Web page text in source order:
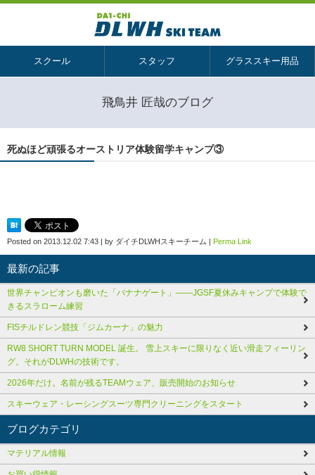
スクール スタッフ グラススキー用品
飛鳥井 匠哉のブログ
死ぬほど頑張るオーストリア体験留学キャンプ③
Posted on 2013.12.02 7:43 | by ダイチDLWHスキーチーム | Perma Link
最新の記事
世界チャンピオンも磨いた「バナナゲート」――JGSF夏休みキャンプで体験で
きるスラローム練習
FISチルドレン競技「ジムカーナ」の魅力
RW8 SHORT TURN MODEL 誕生。 雪上スキーに限りなく近い滑走フィーリン
グ。それがDLWHの技術です。
2026年だけ。名前が残るTEAMウェア、販売開始のお知らせ
スキーウェア・レーシングスーツ専門クリーニングをスタート
ブログカテゴリ
マテリアル情報